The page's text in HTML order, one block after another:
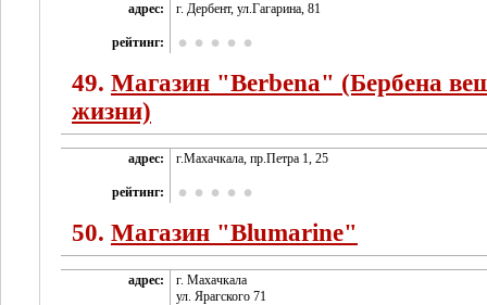
адрес: г. Дербент, ул.Гагарина, 81
рейтинг:
49. Магазин "Berbena" (Бербена
жизни)
адрес: г.Махачкала, пр.Петра 1, 25
рейтинг:
50. Магазин "Blumarine"
адрес:
г. Махачкала
ул. Ярагского 71